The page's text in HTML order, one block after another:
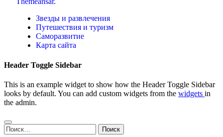
Звезды и развлечения
Путешествия и туризм
Саморазвитие
Карта сайта
Header Toggle Sidebar
This is an example widget to show how the Header Toggle Sidebar
looks by default. You can add custom widgets from the widgets in
the admin.
Найти: